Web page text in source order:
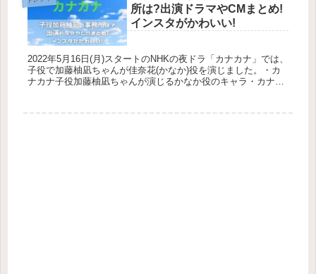
所は?出演ドラマやCMまとめ!
インスタがかわいい!
2022年5月16日(月)スタートのNHKの夜ドラ「カナカナ」では、
子役で加藤柚凪ちゃんが佳奈花(かなか)役を演じました。・カ
ナカナ子役加藤柚凪ちゃんが演じるかなか役のキャラ・カナカ